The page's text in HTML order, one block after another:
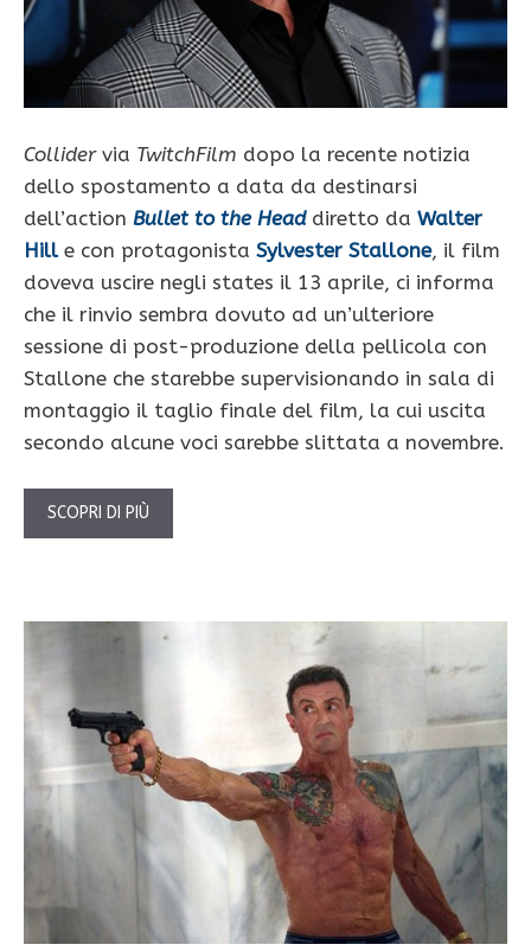
Collidervia TwitchFilm dopo la recente notizia
dello spostamento a data da destinarsi
dell’action Bullet to the Headdiretto da Walter
Hill e con protagonista Sylvester Stallone, il film
doveva uscire negli states il 13 aprile, ci informa
che il rinvio sembra dovuto ad un’ulteriore
sessione di post-produzione della pellicola con
Stallone che starebbe supervisionando in sala di
montaggio il taglio finale del film, la cui uscita
secondo alcune voci sarebbe slittata a novembre.
SCOPRI DI PIÙ